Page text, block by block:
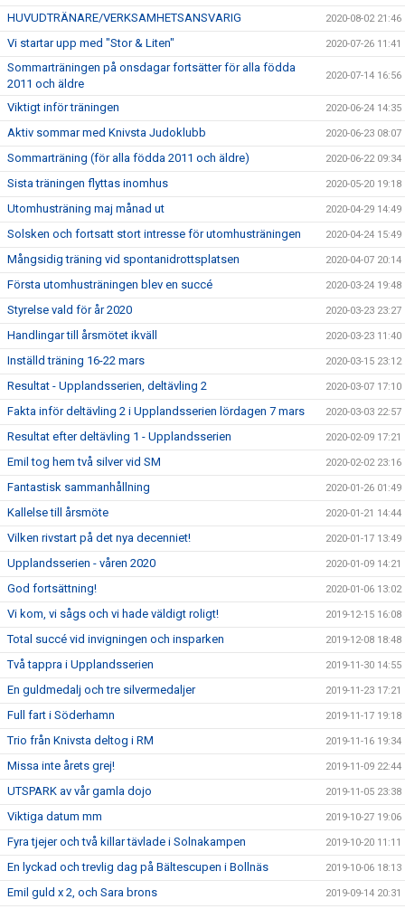
HUVUDTRÄNARE/VERKSAMHETSANSVARIG 2020-08-02 21:46
Vi startar upp med "Stor & Liten" 2020-07-26 11:41
Sommarträningen på onsdagar fortsätter för alla födda
2011 och äldre
2020-07-14 16:56
Viktigt inför träningen 2020-06-24 14:35
Aktiv sommar med Knivsta Judoklubb 2020-06-23 08:07
Sommarträning (för alla födda 2011 och äldre) 2020-06-22 09:34
Sista träningen flyttas inomhus 2020-05-20 19:18
Utomhusträning maj månad ut 2020-04-29 14:49
Solsken och fortsatt stort intresse för utomhusträningen 2020-04-24 15:49
Mångsidig träning vid spontanidrottsplatsen 2020-04-07 20:14
Första utomhusträningen blev en succé 2020-03-24 19:48
Styrelse vald för år 2020 2020-03-23 23:27
Handlingar till årsmötet ikväll 2020-03-23 11:40
Inställd träning 16-22 mars 2020-03-15 23:12
Resultat - Upplandsserien, deltävling 2 2020-03-07 17:10
Fakta inför deltävling 2 i Upplandsserien lördagen 7 mars 2020-03-03 22:57
Resultat efter deltävling 1 - Upplandsserien 2020-02-09 17:21
Emil tog hem två silver vid SM 2020-02-02 23:16
Fantastisk sammanhållning 2020-01-26 01:49
Kallelse till årsmöte 2020-01-21 14:44
Vilken rivstart på det nya decenniet! 2020-01-17 13:49
Upplandsserien - våren 2020 2020-01-09 14:21
God fortsättning! 2020-01-06 13:02
Vi kom, vi sågs och vi hade väldigt roligt! 2019-12-15 16:08
Total succé vid invigningen och insparken 2019-12-08 18:48
Två tappra i Upplandsserien 2019-11-30 14:55
En guldmedalj och tre silvermedaljer 2019-11-23 17:21
Full fart i Söderhamn 2019-11-17 19:18
Trio från Knivsta deltog i RM 2019-11-16 19:34
Missa inte årets grej! 2019-11-09 22:44
UTSPARK av vår gamla dojo 2019-11-05 23:38
Viktiga datum mm 2019-10-27 19:06
Fyra tjejer och två killar tävlade i Solnakampen 2019-10-20 11:11
En lyckad och trevlig dag på Bältescupen i Bollnäs 2019-10-06 18:13
Emil guld x 2, och Sara brons 2019-09-14 20:31